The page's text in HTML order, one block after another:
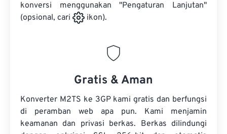
konversi menggunakan "Pengaturan Lanjutan"
(opsional, cari
ikon).
Gratis & Aman
Konverter M2TS ke 3GP kami gratis dan berfungsi
di peramban web apa pun. Kami menjamin
keamanan dan privasi berkas. Berkas dilindungi